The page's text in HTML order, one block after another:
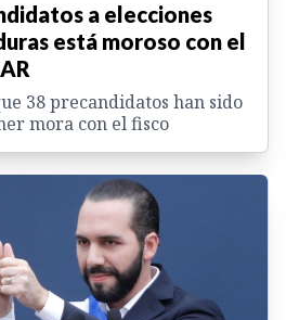
a elecciones
está moroso con el
38 precandidatos han sido
mora con el fisco